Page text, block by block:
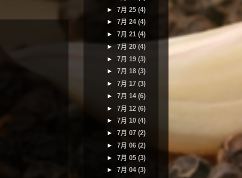
►7月 25(4)
►7月 24(4)
►7月 21(4)
►7月 20(4)
►7月 19(3)
►7月 18(3)
►7月 17(3)
►7月 14(6)
►7月 12(6)
►7月 10(4)
►7月 07(2)
►7月 06(2)
►7月 05(3)
►7月 04(3)